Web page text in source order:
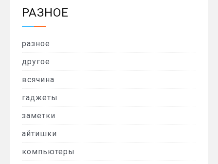
РАЗНОЕ
разное
другое
всячина
гаджеты
заметки
айтишки
компьютеры